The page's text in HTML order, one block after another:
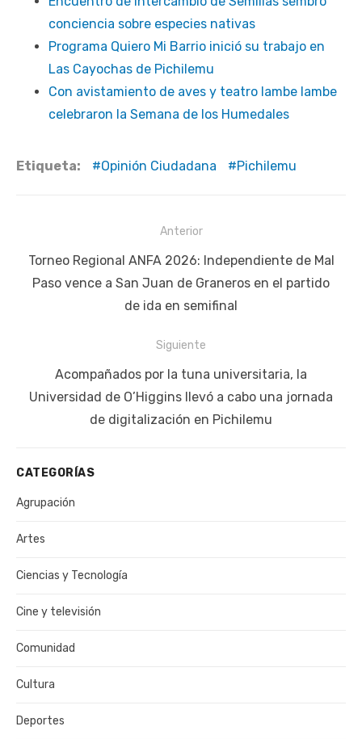
conciencia sobre especies nativas
Programa Quiero Mi Barrio inició su trabajo en
Las Cayochas de Pichilemu
Con avistamiento de aves y teatro lambe lambe
celebraron la Semana de los Humedales
Etiqueta: Opinión Ciudadana Pichilemu
de
entradas
Anterior
Publicación
anterior:
Torneo Regional ANFA 2026: Independiente de Mal
Paso vence a San Juan de Graneros en el partido
de ida en semifinal
Siguiente
Siguiente
publicación:
Acompañados por la tuna universitaria, la
Universidad de O’Higgins llevó a cabo una jornada
de digitalización en Pichilemu
CATEGORÍAS
Agrupación
Artes
Ciencias y Tecnología
Cine y televisión
Comunidad
Cultura
Deportes